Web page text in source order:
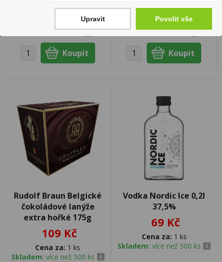
1 899 Kč
Skladem:do 5 ks
439 Kč
Cena za:1 ks
Skladem:do 5 ks
Rudolf Braun Belgické
čokoládové lanýže
extra hořké 175g
109 Kč
Cena za: 1 ks
Skladem: více než 500 ks
Vodka Nordic Ice 0,2l
37,5%
69 Kč
Cena za: 1 ks
Skladem: více než 500 ks
Upravit Povolit vše